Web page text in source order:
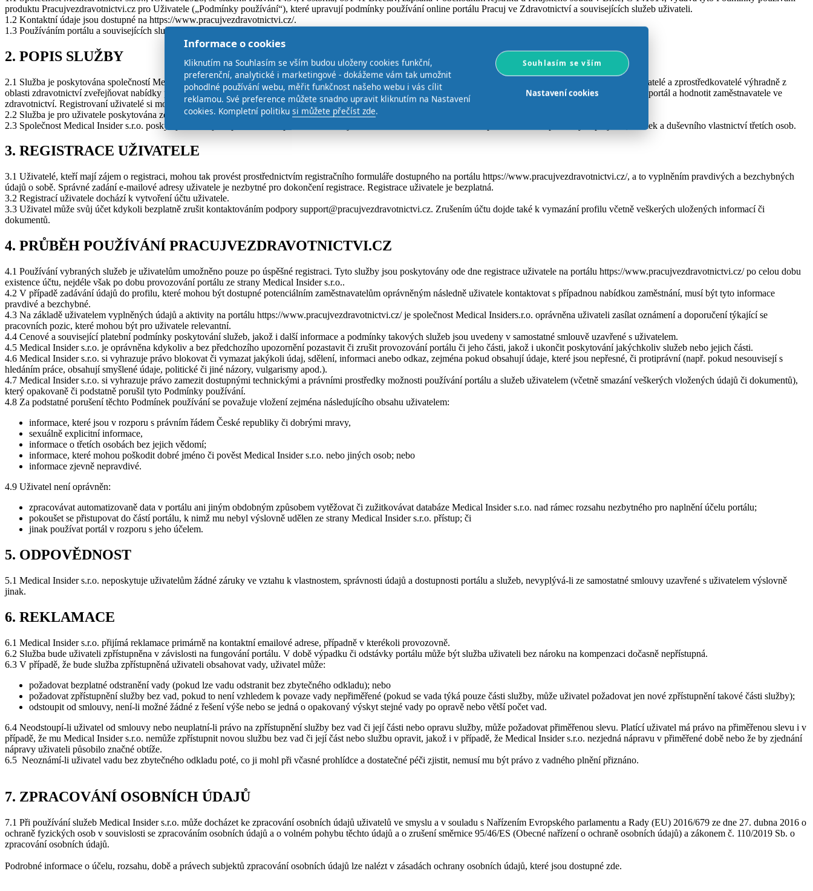
produktu Pracujvezdravotnictvi.cz pro Uživatele („Podmínky používání“), které upravují podmínky používání online portálu Pracuj ve Zdravotnictví a souvisejících služeb uživateli.
1.2 Kontaktní údaje jsou dostupné na https://www.pracujvezdravotnictvi.cz/.
1.3 Používáním portálu a souvisejících služeb uživatel souhlasí s těmito Podmínkami používání. V opačném případě není uživatel oprávněn portál a služby používat.
2. POPIS SLUŽBY
2.1 Služba je poskytována společností Medical Insider s.r.o. prostřednictvím webového portálu https://www.pracujvezdravotnictvi.cz/, pomocí kterého mohou zaměstnavatelé a zprostředkovatelé výhradně z
oblasti zdravotnictví zveřejňovat nabídky práce a uživatelé mohou na jednotlivé nabídky práce reagovat v případě, že si vytvoří účet. Všichni uživatelé mohou procházet portál a hodnotit zaměstnavatele ve
zdravotnictví. Registrovaní uživatelé si mohou ukládat pracovní nabídky, články a nemocnice mezi oblíbené a zároveň mají plný přístup ke svému uživatelskému profilu.
2.2 Služba je pro uživatele poskytována ze strany společnosti Hyphen s.r.o. zdarma, nestanoví-li samostatná smlouva uzavřená s uživatelem jinak.
2.3 Společnost Medical Insider s.r.o. poskytuje službu jako provozovatel portálu a souvisejících služeb na základě smluvního oprávnění k užití příslušných projektů, značek a duševního vlastnictví třetích osob.
3. REGISTRACE UŽIVATELE
3.1 Uživatelé, kteří mají zájem o registraci, mohou tak provést prostřednictvím registračního formuláře dostupného na portálu https://www.pracujvezdravotnictvi.cz/, a to vyplněním pravdivých a bezchybných
údajů o sobě. Správné zadání e-mailové adresy uživatele je nezbytné pro dokončení registrace. Registrace uživatele je bezplatná.
3.2 Registrací uživatele dochází k vytvoření účtu uživatele.
3.3 Uživatel může svůj účet kdykoli bezplatně zrušit kontaktováním podpory support@pracujvezdravotnictvi.cz. Zrušením účtu dojde také k vymazání profilu včetně veškerých uložených informací či
dokumentů.
4. PRŮBĚH POUŽÍVÁNÍ PRACUJVEZDRAVOTNICTVI.CZ
4.1 Používání vybraných služeb je uživatelům umožněno pouze po úspěšné registraci. Tyto služby jsou poskytovány ode dne registrace uživatele na portálu https://www.pracujvezdravotnictvi.cz/ po celou dobu
existence účtu, nejdéle však po dobu provozování portálu ze strany Medical Insider s.r.o..
4.2 V případě zadávání údajů do profilu, které mohou být dostupné potenciálním zaměstnavatelům oprávněným následně uživatele kontaktovat s případnou nabídkou zaměstnání, musí být tyto informace
pravdivé a bezchybné.
4.3 Na základě uživatelem vyplněných údajů a aktivity na portálu https://www.pracujvezdravotnictvi.cz/ je společnost Medical Insiders.r.o. oprávněna uživateli zasílat oznámení a doporučení týkající se
pracovních pozic, které mohou být pro uživatele relevantní.
4.4 Cenové a související platební podmínky poskytování služeb, jakož i další informace a podmínky takových služeb jsou uvedeny v samostatné smlouvě uzavřené s uživatelem.
4.5 Medical Insider s.r.o. je oprávněna kdykoliv a bez předchozího upozornění pozastavit či zrušit provozování portálu či jeho části, jakož i ukončit poskytování jakýchkoliv služeb nebo jejich části.
4.6 Medical Insider s.r.o. si vyhrazuje právo blokovat či vymazat jakýkoli údaj, sdělení, informaci anebo odkaz, zejména pokud obsahují údaje, které jsou nepřesné, či protiprávní (např. pokud nesouvisejí s
hledáním práce, obsahují smyšlené údaje, politické či jiné názory, vulgarismy apod.).
4.7 Medical Insider s.r.o. si vyhrazuje právo zamezit dostupnými technickými a právními prostředky možnosti používání portálu a služeb uživatelem (včetně smazání veškerých vložených údajů či dokumentů),
který opakovaně či podstatně porušil tyto Podmínky používání.
4.8 Za podstatné porušení těchto Podmínek používání se považuje vložení zejména následujícího obsahu uživatelem:
informace, které jsou v rozporu s právním řádem České republiky či dobrými mravy,
sexuálně explicitní informace,
informace o třetích osobách bez jejich vědomí;
informace, které mohou poškodit dobré jméno či pověst Medical Insider s.r.o. nebo jiných osob; nebo
informace zjevně nepravdivé.
4.9 Uživatel není oprávněn:
zpracovávat automatizovaně data v portálu ani jiným obdobným způsobem vytěžovat či zužitkovávat databáze Medical Insider s.r.o. nad rámec rozsahu nezbytného pro naplnění účelu portálu;
pokoušet se přistupovat do částí portálu, k nimž mu nebyl výslovně udělen ze strany Medical Insider s.r.o. přístup; či
jinak používat portál v rozporu s jeho účelem.
5. ODPOVĚDNOST
5.1 Medical Insider s.r.o. neposkytuje uživatelům žádné záruky ve vztahu k vlastnostem, správnosti údajů a dostupnosti portálu a služeb, nevyplývá-li ze samostatné smlouvy uzavřené s uživatelem výslovně
jinak.
6. REKLAMACE
6.1 Medical Insider s.r.o. přijímá reklamace primárně na kontaktní emailové adrese, případně v kterékoli provozovně.
6.2 Služba bude uživateli zpřístupněna v závislosti na fungování portálu. V době výpadku či odstávky portálu může být služba uživateli bez nároku na kompenzaci dočasně nepřístupná.
6.3 V případě, že bude služba zpřístupněná uživateli obsahovat vady, uživatel může:
požadovat bezplatné odstranění vady (pokud lze vadu odstranit bez zbytečného odkladu); nebo
požadovat zpřístupnění služby bez vad, pokud to není vzhledem k povaze vady nepřiměřené (pokud se vada týká pouze části služby, může uživatel požadovat jen nové zpřístupnění takové části služby);
odstoupit od smlouvy, není-li možné žádné z řešení výše nebo se jedná o opakovaný výskyt stejné vady po opravě nebo větší počet vad.
6.4 Neodstoupí-li uživatel od smlouvy nebo neuplatní-li právo na zpřístupnění služby bez vad či její části nebo opravu služby, může požadovat přiměřenou slevu. Platící uživatel má právo na přiměřenou slevu i v
případě, že mu Medical Insider s.r.o. nemůže zpřístupnit novou službu bez vad či její část nebo službu opravit, jakož i v případě, že Medical Insider s.r.o. nezjedná nápravu v přiměřené době nebo že by zjednání
nápravy uživateli působilo značné obtíže.
6.5 Neoznámí-li uživatel vadu bez zbytečného odkladu poté, co ji mohl při včasné prohlídce a dostatečné péči zjistit, nemusí mu být právo z vadného plnění přiznáno.
7. ZPRACOVÁNÍ OSOBNÍCH ÚDAJŮ
7.1 Při používání služeb Medical Insider s.r.o. může docházet ke zpracování osobních údajů uživatelů ve smyslu a v souladu s Nařízením Evropského parlamentu a Rady (EU) 2016/679 ze dne 27. dubna 2016 o
ochraně fyzických osob v souvislosti se zpracováním osobních údajů a o volném pohybu těchto údajů a o zrušení směrnice 95/46/ES (Obecné nařízení o ochraně osobních údajů) a zákonem č. 110/2019 Sb. o
zpracování osobních údajů.
Podrobné informace o účelu, rozsahu, době a právech subjektů zpracování osobních údajů lze nalézt v zásadách ochrany osobních údajů, které jsou dostupné zde.
Informace o cookies
Kliknutím na Souhlasím se vším budou uloženy cookies funkční,
preferenční, analytické i marketingové - dokážeme vám tak umožnit
pohodlné používání webu, měřit funkčnost našeho webu i vás cílit
reklamou. Své preference můžete snadno upravit kliknutím na Nastavení
cookies. Kompletní politiku si můžete přečíst zde.
Souhlasím se vším
Nastavení cookies